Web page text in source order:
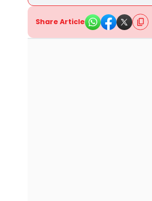
Share Article